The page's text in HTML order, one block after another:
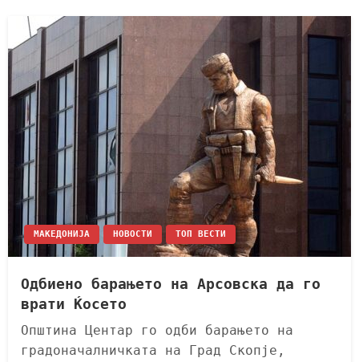
МАКЕДОНИЈА НОВОСТИ ТОП ВЕСТИ
Одбиено барањето на Арсовска да го
врати Ќосето
Општина Центар го одби барањето на
градоначалничката на Град Скопје,